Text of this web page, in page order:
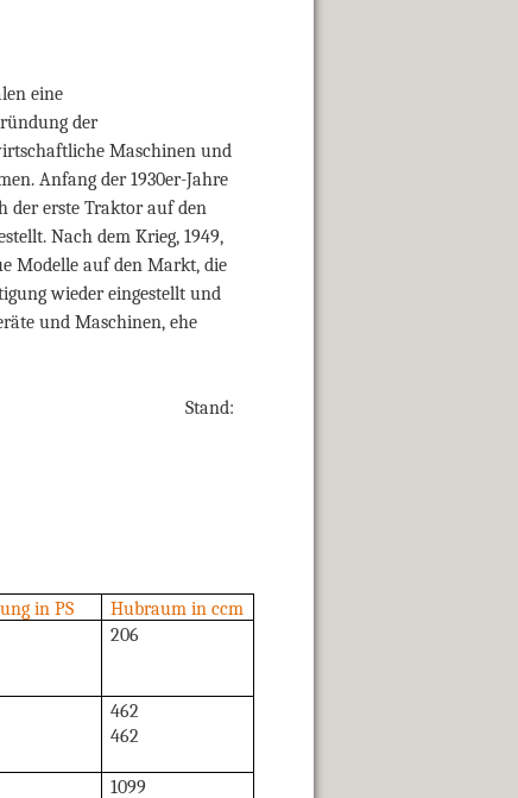
eine
der
Maschinen und
Anfang der 1930er-Jahre
der erste Traktor auf den
Nach dem Krieg, 1949,
Modelle auf den Markt, die
wieder eingestellt und
und Maschinen, ehe
in PS
Hubraum in ccm
206
462
462
1099